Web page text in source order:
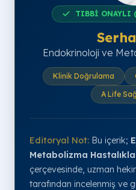
TIBBİ ONAYLI
Endokrinoloji ve
Klinik Doğrulama
A Life
Editoryal Not: Bu içerik;
Metabolizma
çerçevesinde, uzman
tarafından incelenmiş ve